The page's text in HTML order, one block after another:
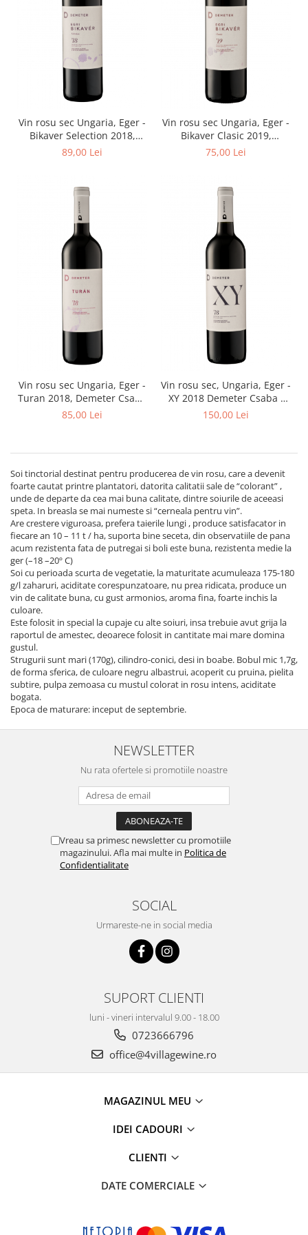
Vinuri din Franta
Vinuri Alsacia
Vinuri din Spania
Vinuri Catalonia
Vinuri din Ungaria
Domeniile Zinck
Castell del Remei
Gewürztraminer
Chardonnay
Sauvignon blanc
Tempranillo
Shiraz
Cabernet
Vin rosu sec Ungaria, Eger -
Bikaver Selection 2018,
Demeter Csaba - Demeter
89,00 Lei
Vin rosu sec Ungaria, Eger -
Bikaver Clasic 2019,
Demeter Csaba - Demeter
75,00 Lei
Vin rosu sec Ungaria, Eger -
Turan 2018, Demeter Csaba
- Demeter Pinceszet 750 ml
85,00 Lei
Vin rosu sec, Ungaria, Eger -
XY 2018 Demeter Csaba -
Demeter Pinceszet
150,00 Lei
Soi tinctorial destinat pentru producerea de vin rosu, care a devenit
foarte cautat printre plantatori, datorita calitatii sale de “colorant” ,
unde de departe da cea mai buna calitate, dintre soiurile de aceeasi
speta. In breasla se mai numeste si “cerneala pentru vin”.
Are crestere viguroasa, prefera taierile lungi , produce satisfacator in
fiecare an 10 – 11 t / ha, suporta bine seceta, din observatiile de pana
acum rezistenta fata de putregai si boli este buna, rezistenta medie la
ger (–18 –20º C)
Soi cu perioada scurta de vegetatie, la maturitate acumuleaza 175-180
g/l zaharuri, aciditate corespunzatoare, nu prea ridicata, produce un
vin de calitate buna, cu gust armonios, aroma fina, foarte inchis la
culoare.
Este folosit in special la cupaje cu alte soiuri, insa trebuie avut grija la
raportul de amestec, deoarece folosit in cantitate mai mare domina
gustul.
Strugurii sunt mari (170g), cilindro-conici, desi in boabe. Bobul mic 1,7g,
de forma sferica, de culoare negru albastrui, acoperit cu pruina, pielita
subtire, pulpa zemoasa cu mustul colorat in rosu intens, aciditate
bogata.
Epoca de maturare: inceput de septembrie.
NEWSLETTER
Nu rata ofertele si promotiile noastre
Vreau sa primesc newsletter cu promotiile
magazinului. Afla mai multe in Politica de
Confidentialitate
SOCIAL
Urmareste-ne in social media
SUPORT CLIENTI
luni - vineri intervalul 9.00 - 18.00
0723666796
office@4villagewine.ro
MAGAZINUL MEU
IDEI CADOURI
CLIENTI
DATE COMERCIALE